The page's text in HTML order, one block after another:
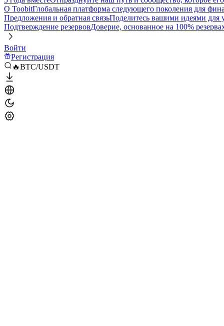
О ToobitГлобальная платформа следующего поколения для
Предложения и обратная связьПоделитесь вашими идеями для
Подтверждение резервовДоверие, основанное на 100%
Войти
Регистрация
🔥BTC/USDT